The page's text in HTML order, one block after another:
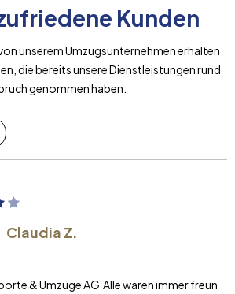
Kunden
unserem Umzugsunternehmen erhalten
die bereits unsere Dienstleistungen rund
genommen haben.
Z.
AG Alle waren immer freundlich